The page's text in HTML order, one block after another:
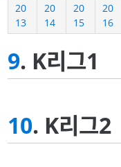
20
13
20
14
20
15
20
16
9. K리그1
10. K리그2